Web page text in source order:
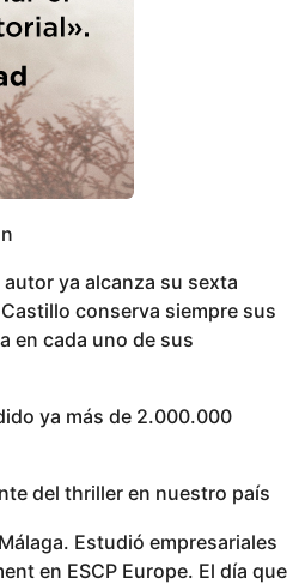
ya alcanza su sexta
conserva siempre sus
en cada uno de sus
ya más de 2.000.000
del thriller en nuestro país
Estudió empresariales
en ESCP Europe. El día que